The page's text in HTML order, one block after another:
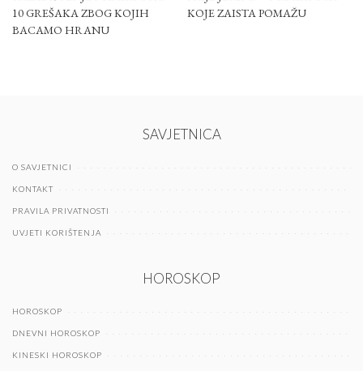
10 GREŠAKA ZBOG KOJIH
BACAMO HRANU
KOJE ZAISTA POMAŽU
SAVJETNICA
O SAVJETNICI
KONTAKT
PRAVILA PRIVATNOSTI
UVJETI KORIŠTENJA
HOROSKOP
HOROSKOP
DNEVNI HOROSKOP
KINESKI HOROSKOP